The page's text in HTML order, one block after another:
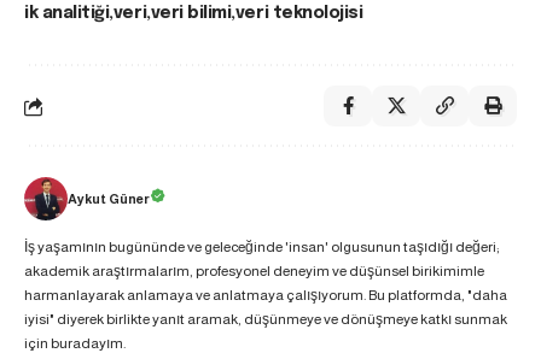
ik analitiği veri veri bilimi veri teknolojisi
Aykut Güner
İş yaşamının bugününde ve geleceğinde 'insan' olgusunun taşıdığı değeri;
akademik araştırmalarım, profesyonel deneyim ve düşünsel birikimimle
harmanlayarak anlamaya ve anlatmaya çalışıyorum. Bu platformda, "daha
iyisi" diyerek birlikte yanıt aramak, düşünmeye ve dönüşmeye katkı sunmak
için buradayım.